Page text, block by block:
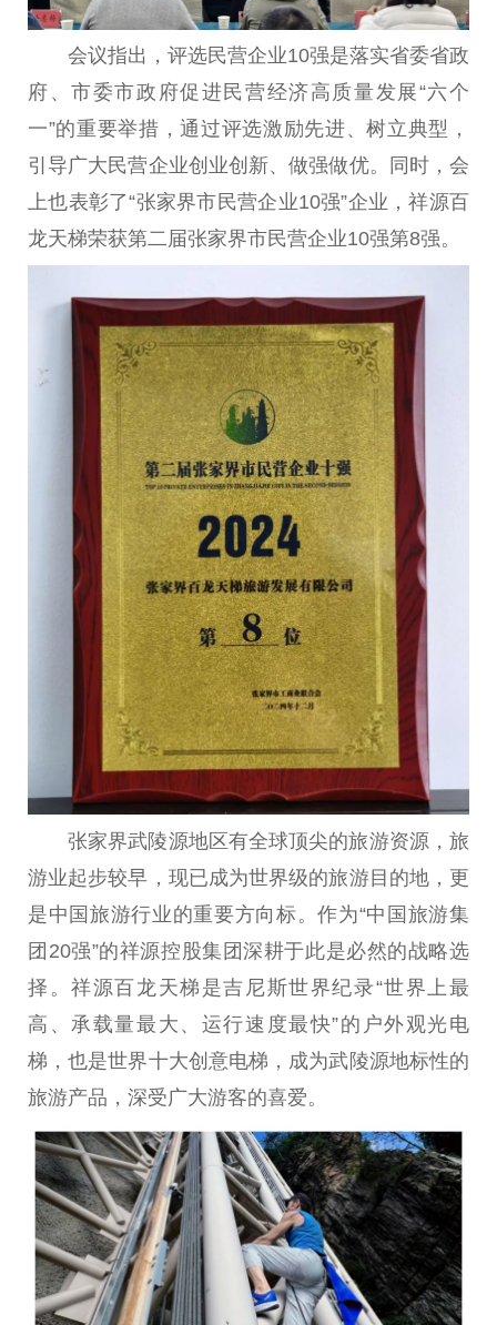
会议指出，评选民营企业10强是落实省委省政
府 、市委市政府促进民营经济高质量发展“六个
一”的重要举措，通过评选激励先进、树立典型，
引导广大民营企业创业创新、做强做优。同时，会
上也表彰了“张家界市民营企业10强”企业，祥源百
龙天梯荣获第二届张家界市民营企业10强第8强。
张家界武陵源地区有全球顶尖的旅游资源，旅
游业起步较早，现已成为世界级的旅游目的地，更
是中国旅游行业的重要方向标。作为“中国 旅游集
团20强”的祥源控股集团深耕于此是必然的战略选
择。祥源百龙天梯是吉尼斯世界纪录“世界上最
高、承载量最大、运行速度最快”的户外观光电
梯，也是世界十大创意电梯，成为武陵源地标性的
旅游产品，深受广大游客的喜爱。